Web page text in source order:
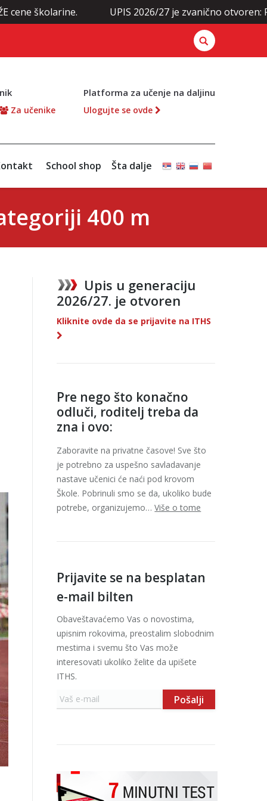
UPIS 2026/27 je zvanično otvoren: Prijavite
Za učenike
Platforma za učenje na daljinu
Ulogujte se ovde
School shop Šta dalje
400 m
Upis u generaciju
2026/27. je otvoren
Kliknite ovde da se prijavite na ITHS
Pre nego što konačno
odluči, roditelj treba da
zna i ovo:
Zaboravite na privatne časove! Sve što
je potrebno za uspešno savladavanje
nastave učenici će naći pod krovom
Škole. Pobrinuli smo se da, ukoliko bude
potrebe, organizujemo…Više o tome
Prijavite se na besplatan
e-mail bilten
Obaveštavaćemo Vas o novostima,
upisnim rokovima, preostalim slobodnim
mestima i svemu što Vas može
interesovati ukoliko želite da upišete
ITHS.